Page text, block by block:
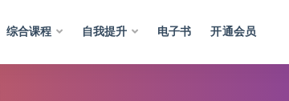
综合课程 自我提升 电子书 开通会员